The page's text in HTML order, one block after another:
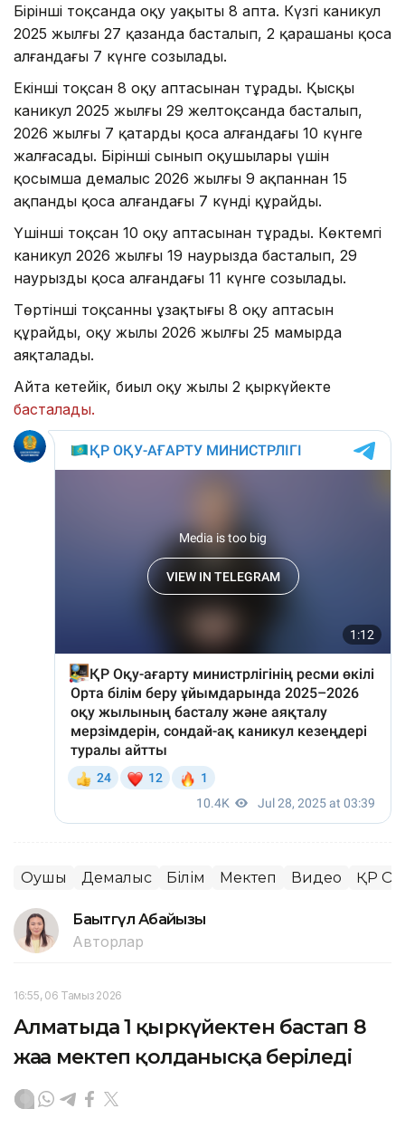
Бірінші тоқсанда оқу уақыты 8 апта. Күзгі каникул
2025 жылғы 27 қазанда басталып, 2 қарашаны қоса
алғандағы 7 күнге созылады.
Екінші тоқсан 8 оқу аптасынан тұрады. Қысқы
каникул 2025 жылғы 29 желтоқсанда басталып,
2026 жылғы 7 қаңтарды қоса алғандағы 10 күнге
жалғасады. Бірінші сынып оқушылары үшін
қосымша демалыс 2026 жылғы 9 ақпаннан 15
ақпанды қоса алғандағы 7 күнді құрайды.
Үшінші тоқсан 10 оқу аптасынан тұрады. Көктемгі
каникул 2026 жылғы 19 наурызда басталып, 29
наурызды қоса алғандағы 11 күнге созылады.
Төртінші тоқсанның ұзақтығы 8 оқу аптасын
құрайды, оқу жылы 2026 жылғы 25 мамырда
аяқталады.
Айта кетейік, биыл оқу жылы 2 қыркүйекте
басталады.
Оқушы Демалыс Білім Мектеп Видео ҚР
Бақытгүл Абайқызы
Авторлар
16:55, 06 Тамыз 2026
Алматыда 1 қыркүйектен бастап 8
жаңа мектеп қолданысқа беріледі